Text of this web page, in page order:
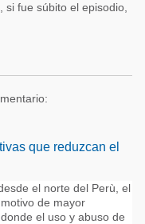
fue súbito el episodio,
que reduzcan el
el norte del Perù, el
de mayor
el uso y abuso de